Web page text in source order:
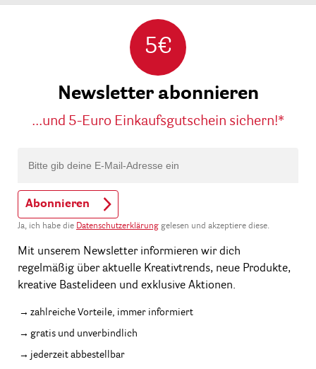
5€
Newsletter abonnieren
...und 5-Euro Einkaufsgutschein sichern!*
Abonnieren
Ja, ich habe die Datenschutzerklärung gelesen und akzeptiere diese.
Mit unserem Newsletter informieren wir dich
regelmäßig über aktuelle Kreativtrends, neue Produkte,
kreative Bastelideen und exklusive Aktionen.
zahlreiche Vorteile, immer informiert
gratis und unverbindlich
jederzeit abbestellbar